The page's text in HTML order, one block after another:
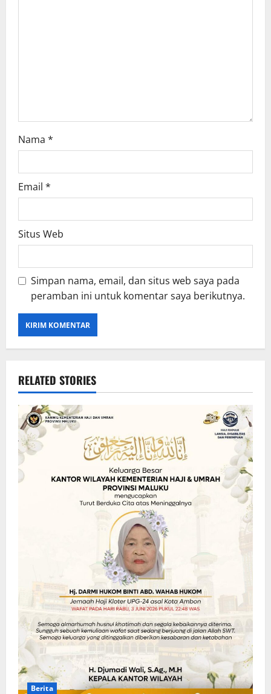
Nama *
Email *
Situs Web
Simpan nama, email, dan situs web saya pada
peramban ini untuk komentar saya berikutnya.
RELATED STORIES
Berita